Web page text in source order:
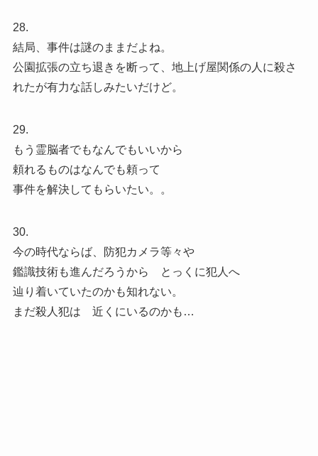
28.
結局、事件は謎のままだよね。
公園拡張の立ち退きを断って、地上げ屋関係の人に殺さ
れたが有力な話しみたいだけど。
29.
もう霊脳者でもなんでもいいから
頼れるものはなんでも頼って
事件を解決してもらいたい。。
30.
今の時代ならば、防犯カメラ等々や
鑑識技術も進んだろうから とっくに犯人へ
辿り着いていたのかも知れない。
まだ殺人犯は 近くにいるのかも…